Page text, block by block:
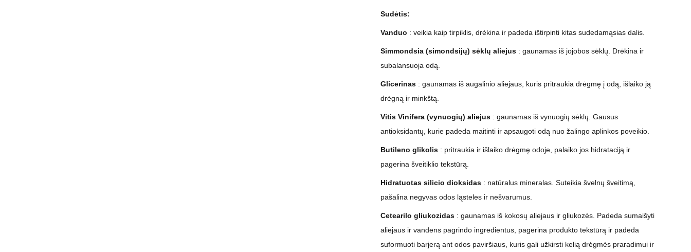
Sudėtis:
Vanduo : veikia kaip tirpiklis, drėkina ir padeda ištirpinti kitas sudedamąsias dalis.
Simmondsia (simondsijų) sėklų aliejus : gaunamas iš jojobos sėklų. Drėkina ir
subalansuoja odą.
Glicerinas : gaunamas iš augalinio aliejaus, kuris pritraukia drėgmę į odą, išlaiko ją
drėgną ir minkštą.
Vitis Vinifera (vynuogių) aliejus : gaunamas iš vynuogių sėklų. Gausus
antioksidantų, kurie padeda maitinti ir apsaugoti odą nuo žalingo aplinkos poveikio.
Butileno glikolis : pritraukia ir išlaiko drėgmę odoje, palaiko jos hidrataciją ir
pagerina šveitiklio tekstūrą.
Hidratuotas silicio dioksidas : natūralus mineralas. Suteikia švelnų šveitimą,
pašalina negyvas odos ląsteles ir nešvarumus.
Cetearilo gliukozidas : gaunamas iš kokosų aliejaus ir gliukozės. Padeda sumaišyti
aliejaus ir vandens pagrindo ingredientus, pagerina produkto tekstūrą ir padeda
suformuoti barjerą ant odos paviršiaus, kuris gali užkirsti kelią drėgmės praradimui ir